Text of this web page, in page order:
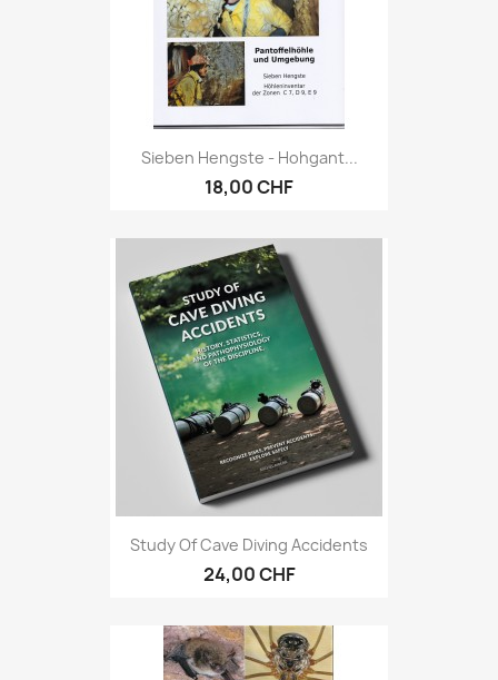
Sieben Hengste - Hohgant...
18,00 CHF
Study Of Cave Diving Accidents
24,00 CHF